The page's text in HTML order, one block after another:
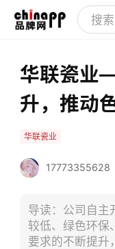
华联瓷业
升，推动
华联瓷业
17773355628
导读：公司自主
较低、绿色环保
要求的不断提升